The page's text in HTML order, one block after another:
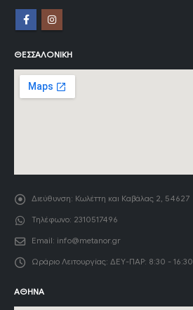
ΘΕΣΣΑΛΟΝΊΚΗ
Διεύθυνση: Κωλέττη και Καβάλας 2, 54627
Τηλέφωνο: 2310517496
Email: info@metanor.gr
Ωράριο Λειτουργίας: ΔΕΥ-ΠΑΡ: 8:30 - 16:30
ΑΘΉΝΑ